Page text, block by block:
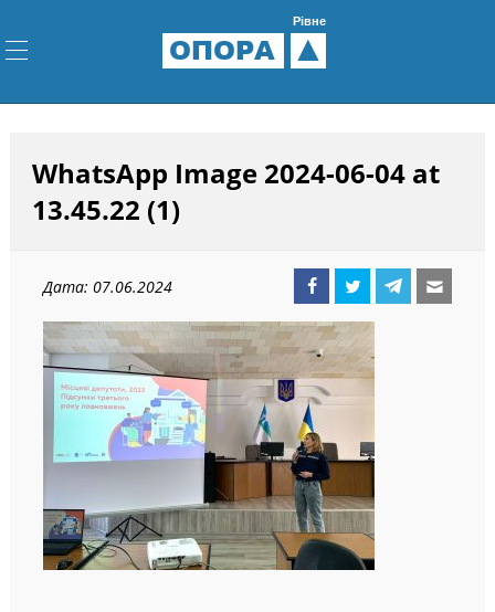
ОПОРА
Рівне
WhatsApp Image 2024-06-04 at
13.45.22 (1)
Дата: 07.06.2024